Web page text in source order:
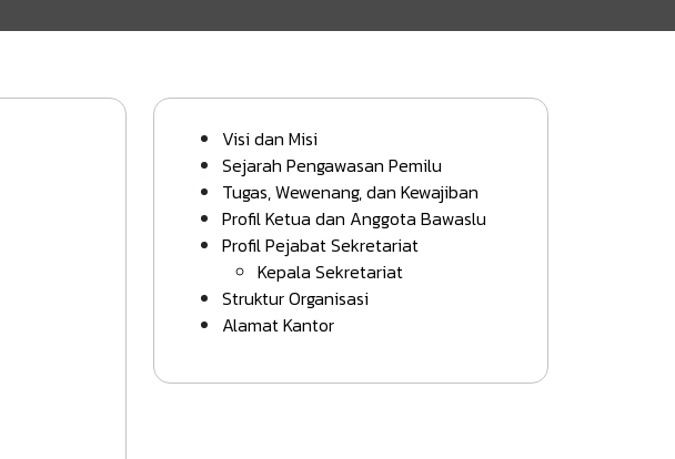
Visi dan Misi
Sejarah Pengawasan Pemilu
Tugas, Wewenang, dan Kewajiban
Profil Ketua dan Anggota Bawaslu
Profil Pejabat Sekretariat
Kepala Sekretariat
Struktur Organisasi
Alamat Kantor